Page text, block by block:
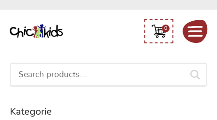
0
Search
Kategorie